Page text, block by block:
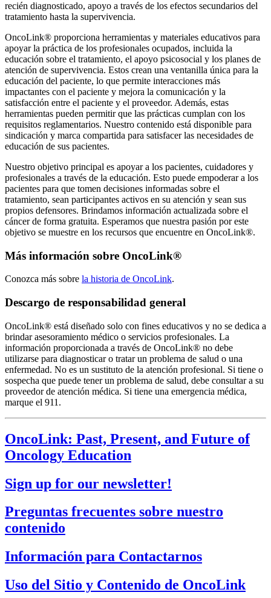
recién diagnosticado, apoyo a través de los efectos secundarios del
tratamiento hasta la supervivencia.
OncoLink® proporciona herramientas y materiales educativos para
apoyar la práctica de los profesionales ocupados, incluida la
educación sobre el tratamiento, el apoyo psicosocial y los planes de
atención de supervivencia. Estos crean una ventanilla única para la
educación del paciente, lo que permite interacciones más
impactantes con el paciente y mejora la comunicación y la
satisfacción entre el paciente y el proveedor. Además, estas
herramientas pueden permitir que las prácticas cumplan con los
requisitos reglamentarios. Nuestro contenido está disponible para
sindicación y marca compartida para satisfacer las necesidades de
educación de sus pacientes.
Nuestro objetivo principal es apoyar a los pacientes, cuidadores y
profesionales a través de la educación. Esto puede empoderar a los
pacientes para que tomen decisiones informadas sobre el
tratamiento, sean participantes activos en su atención y sean sus
propios defensores. Brindamos información actualizada sobre el
cáncer de forma gratuita. Esperamos que nuestra pasión por este
objetivo se muestre en los recursos que encuentre en OncoLink®.
Más información sobre OncoLink®
Conozca más sobre la historia de OncoLink.
Descargo de responsabilidad general
OncoLink® está diseñado solo con fines educativos y no se dedica a
brindar asesoramiento médico o servicios profesionales. La
información proporcionada a través de OncoLink® no debe
utilizarse para diagnosticar o tratar un problema de salud o una
enfermedad. No es un sustituto de la atención profesional. Si tiene o
sospecha que puede tener un problema de salud, debe consultar a su
proveedor de atención médica. Si tiene una emergencia médica,
marque el 911.
OncoLink: Past, Present, and Future of
Oncology Education
Sign up for our newsletter!
Preguntas frecuentes sobre nuestro
contenido
Información para Contactarnos
Uso del Sitio y Contenido de OncoLink